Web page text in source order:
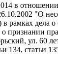
в
"О
в рамках
признании
ул. 60
134, статьи